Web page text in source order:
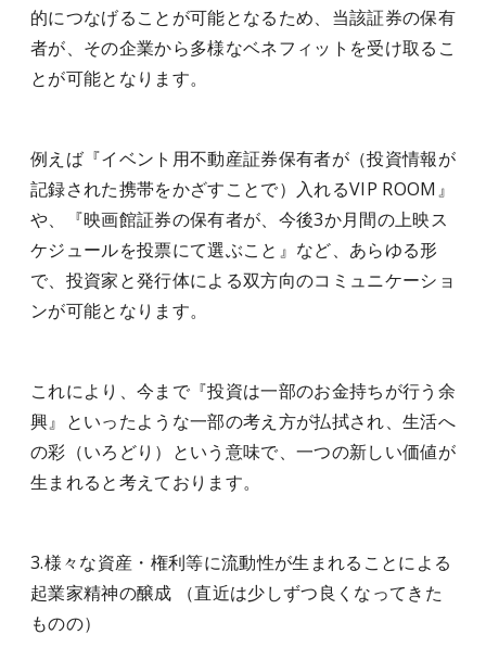
的につなげることが可能となるため、当該証券の保有
者が、その企業から多様なベネフィットを受け取るこ
とが可能となります。
例えば『イベント用不動産証券保有者が（投資情報が
記録された携帯をかざすことで）入れるVIP ROOM』
や、『映画館証券の保有者が、今後3か月間の上映ス
ケジュールを投票にて選ぶこと』など、あらゆる形
で、投資家と発行体による双方向のコミュニケーショ
ンが可能となります。
これにより、今まで『投資は一部のお金持ちが行う余
興』といったような一部の考え方が払拭され、生活へ
の彩（いろどり）という意味で、一つの新しい価値が
生まれると考えております。
3.様々な資産・権利等に流動性が生まれることによる
起業家精神の醸成 （直近は少しずつ良くなってきた
ものの）